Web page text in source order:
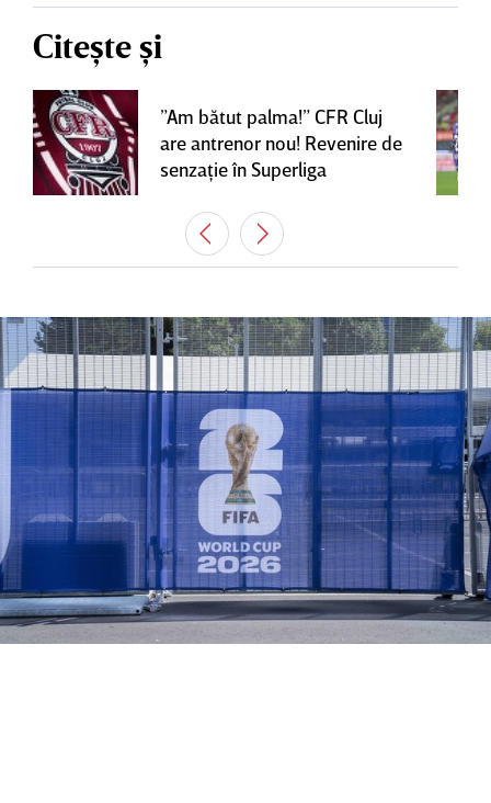
Citește și
”Am bătut palma!” CFR Cluj
are antrenor nou! Revenire de
senzaţie în Superliga